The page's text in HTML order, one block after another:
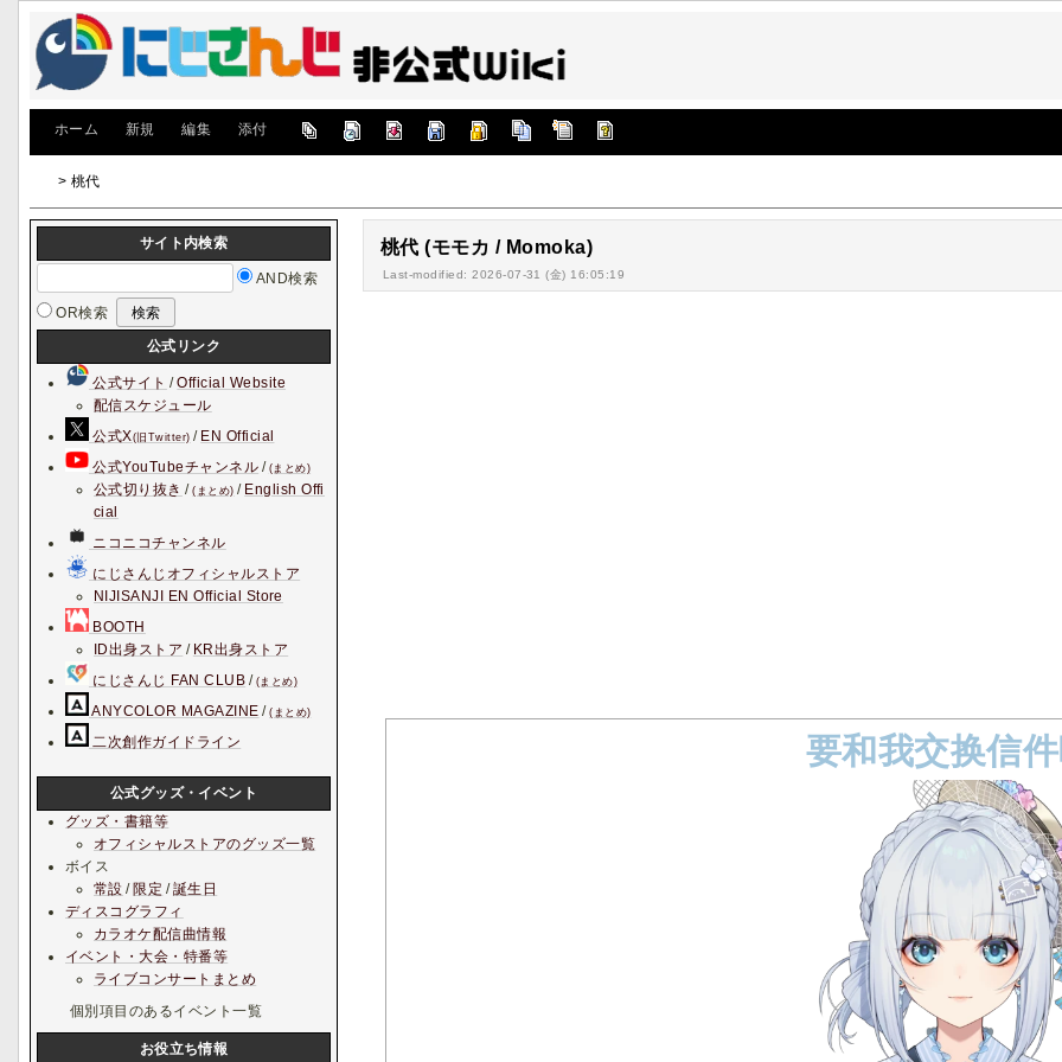
ホーム 新規 編集 添付
> 桃代
桃代 (モモカ / Momoka)
Last-modified: 2026-07-31 (金) 16:05:19
要和我交换信
サイト内検索
AND検索
OR検索
公式リンク
公式サイト /Official Website
配信スケジュール
公式X(旧Twitter) / EN Official
公式YouTubeチャンネル / (まとめ)
公式切り抜き /(まとめ) / English Offi
cial
ニコニコチャンネル
にじさんじオフィシャルストア
NIJISANJI EN Official Store
BOOTH
ID出身ストア / KR出身ストア
にじさんじ FAN CLUB / (まとめ)
ANYCOLOR MAGAZINE /(まとめ)
二次創作ガイドライン
公式グッズ・イベント
グッズ・書籍等
オフィシャルストアのグッズ一覧
ボイス
常設 / 限定 /誕生日
ディスコグラフィ
カラオケ配信曲情報
イベント・大会・特番等
ライブコンサートまとめ
個別項目のあるイベント一覧
お役立ち情報